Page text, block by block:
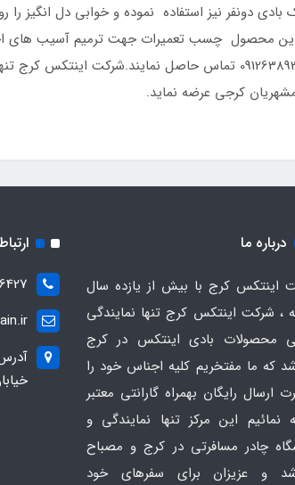
دونفر نیز استفاده نموده و خوابی دل انگیز را
این محصول چسب تعمیرات جهت ترمیم آسیب های
میهنان عزیز میتوانند جهت راهنمایی در مورد هریک از محصولات شرکت اینتکس با شماره 09126389358
درباره ما
اینتکس کرج با بیش از یازده سال
، شرکت اینتکس کرج تنها نمایندگی
محصولات بادی اینتکس در کرج
که ما مفتخریم کلیه اجناس خود را
ارسال رایگان بهمراه گارانتی معتبر
نمائیم این مرکز تنها نمایندگی و
چادر مسافرتی در کرج و مصباح
و عزیزان برای سفرهای خود